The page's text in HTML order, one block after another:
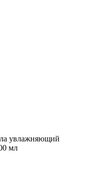
увлажняющий
мл